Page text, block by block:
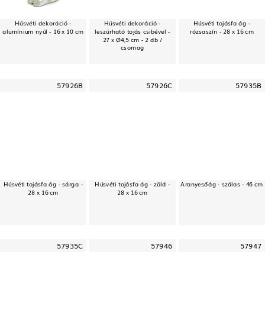
Húsvéti dekoráció -
alumínium nyúl - 16 x 10 cm
Húsvéti dekoráció -
leszúrható tojás csibével -
27 x Ø4,5 cm - 2 db /
csomag
Húsvéti tojásfa ág -
rózsaszín - 28 x 16 cm
57926B
Húsvéti tojásfa ág - sárga -
28 x 16 cm
57926C
Húsvéti tojásfa ág - zöld -
28 x 16 cm
57935B
Aranyesőág - szálas - 46 cm
57935C 57946 57947